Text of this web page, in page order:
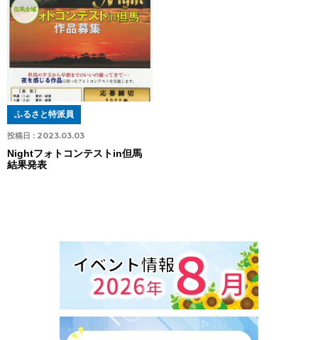
但馬全域
投稿日 : 2023.03.03
ふるさと特派員
Nightフォトコンテストin但馬
結果発表